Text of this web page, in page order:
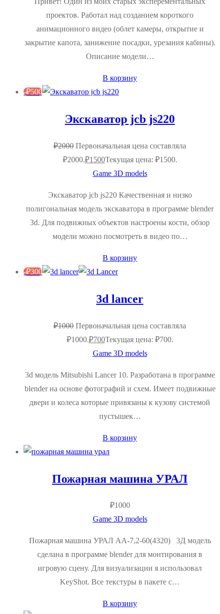
проектов. Работал над созданием короткого
анимационного видео (облет камеры, открытие и
закрытие капота, занижение посадки, урезания кабины).
Описание модели…
В корзину
-₽500
Экскаватор jcb js220
₽2000 Первоначальная цена составляла
₽2000.₽1500Текущая цена: ₽1500.
Game 3D models
Экскаватор jcb js220 Качественная и низко
полигональная модель экскаватора в программе blender
3d. Для подвижных объектов настроены кости, обзор
модели можно посмотреть в видео по…
В корзину
-₽300
3d lancer
₽1000 Первоначальная цена составляла
₽1000.₽700Текущая цена: ₽700.
Game 3D models
3d модель Mitsubishi Lancer 10. Разработана в программе
blender на основе фотографий и схем. Имеет подвижные
двери и колеса которые привязаны к кузову системой
пустышек…
В корзину
Пожарная машина УРАЛ
₽1000
Game 3D models
Пожарная машина УРАЛ АА-7,2-60(4320) 3Д модель
сделана в программе blender для монтирования в
игровую сцену. Для визуализации я использовал
KeyShot. Все текстуры в пакете с…
В корзину